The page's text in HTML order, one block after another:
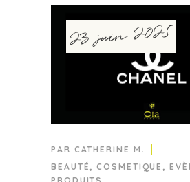
23 juin 2025
PAR CATHERINE M.
BEAUTÉ ,COSMETIQUE ,